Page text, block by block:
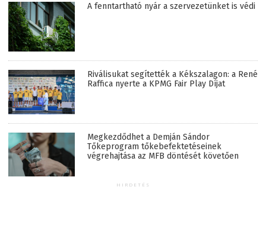
A fenntartható nyár a szervezetünket is védi
Riválisukat segítették a Kékszalagon: a René
Raffica nyerte a KPMG Fair Play Díjat
Megkezdődhet a Demján Sándor
Tőkeprogram tőkebefektetéseinek
végrehajtása az MFB döntését követően
HIRDETÉS